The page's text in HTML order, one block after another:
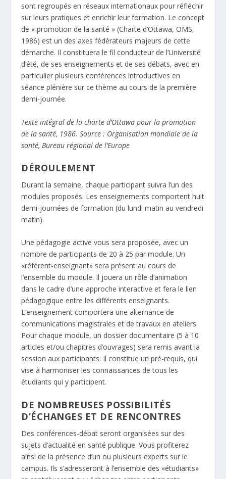
sont regroupés en réseaux internationaux pour réfléchir
sur leurs pratiques et enrichir leur formation. Le concept
de « promotion de la santé » (Charte d’Ottawa, OMS,
1986) est un des axes fédérateurs majeurs de cette
démarche. Il constituera le fil conducteur de l’Université
d’été, de ses enseignements et de ses débats, avec en
particulier plusieurs conférences introductives en
séance plénière sur ce thème au cours de la première
demi-journée.
Texte intégral de la charte d’Ottawa pour la promotion
de la santé, 1986. Source : Organisation mondiale de la
santé, Bureau régional de l’Europe
DÉROULEMENT
Durant la semaine, chaque participant suivra l’un des
modules proposés. Les enseignements comportent huit
demi-journées de formation (du lundi matin au vendredi
matin).
Une pédagogie active vous sera proposée, avec un
nombre de participants de 20 à 25 par module. Un
«référent-enseignant» sera présent au cours de
l’ensemble du module. Il jouera un rôle d’animation
dans le cadre d’une approche interactive et fera le lien
pédagogique entre les différents enseignants.
L’enseignement comportera une alternance de
communications magistrales et de travaux en ateliers.
Pour chaque module, un dossier documentaire (5 à 10
articles et/ou chapitres d’ouvrages) sera remis avant la
session aux participants. Il constitue un pré-requis, qui
vise à harmoniser les connaissances de tous les
étudiants qui y participent.
DE NOMBREUSES POSSIBILITÉS
D’ÉCHANGES ET DE RENCONTRES
Des conférences-débat seront organisées sur des
sujets d’actualité en santé publique. Vous profiterez
ainsi de la présence d’un ou plusieurs experts sur le
campus. Ils s’adresseront à l’ensemble des «étudiants»